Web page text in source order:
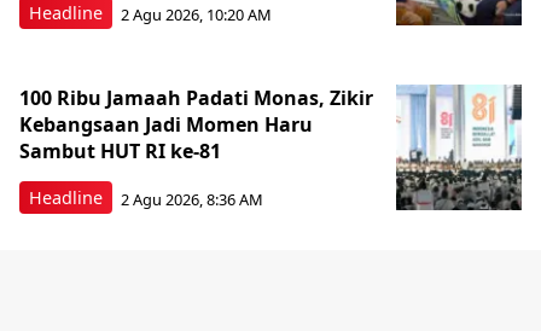
Headline 2 Agu 2026, 10:20 AM
Headline
100 Ribu Jamaah Padati Monas, Zikir
Kebangsaan Jadi Momen Haru
Sambut HUT RI ke-81
2 Agu 2026, 8:36 AM